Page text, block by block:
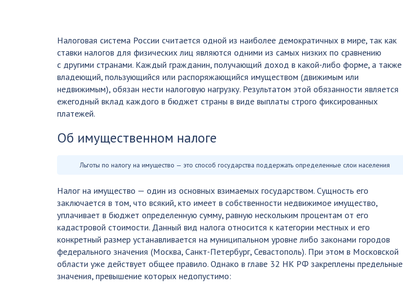
Налоговая система России считается одной из наиболее демократичных в мире, так как
ставки налогов для физических лиц являются одними из самых низких по сравнению
с другими странами. Каждый гражданин, получающий доход в какой-либо форме, а также
владеющий, пользующийся или распоряжающийся имуществом (движимым или
недвижимым), обязан нести налоговую нагрузку. Результатом этой обязанности является
ежегодный вклад каждого в бюджет страны в виде выплаты строго фиксированных
платежей.
Об имущественном налоге
Льготы по налогу на имущество — это способ государства поддержать определенные слои населения
Налог на имущество — один из основных взимаемых государством. Сущность его
заключается в том, что всякий, кто имеет в собственности недвижимое имущество,
уплачивает в бюджет определенную сумму, равную нескольким процентам от его
кадастровой стоимости. Данный вид налога относится к категории местных и его
конкретный размер устанавливается на муниципальном уровне либо законами городов
федерального значения (Москва, Санкт-Петербург, Севастополь). При этом в Московской
области уже действует общее правило. Однако в главе 32 НК РФ закреплены предельные
значения, превышение которых недопустимо: